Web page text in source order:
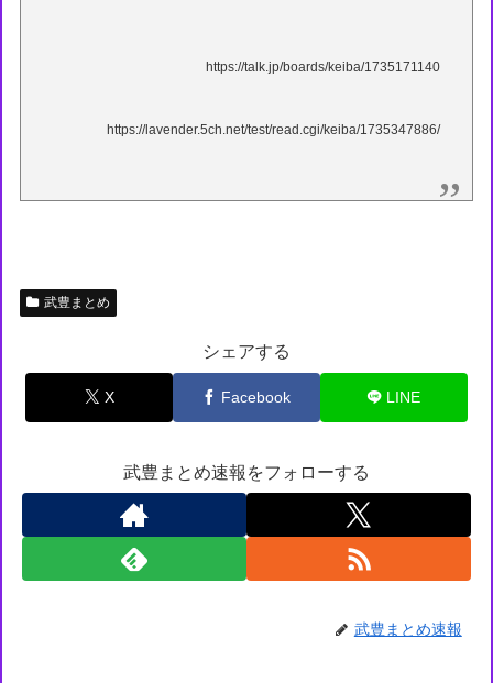
https://talk.jp/boards/keiba/1735171140
https://lavender.5ch.net/test/read.cgi/keiba/1735347886/
武豊まとめ
シェアする
X Facebook LINE
武豊まとめ速報をフォローする
武豊まとめ速報